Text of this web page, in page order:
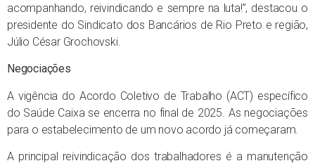
acompanhando, reivindicando e sempre na luta!”, destacou o
presidente do Sindicato dos Bancários de Rio Preto e região,
Júlio César Grochovski.
Negociações
A vigência do Acordo Coletivo de Trabalho (ACT) específico
do Saúde Caixa se encerra no final de 2025. As negociações
para o estabelecimento de um novo acordo já começaram.
A principal reivindicação dos trabalhadores é a manutenção